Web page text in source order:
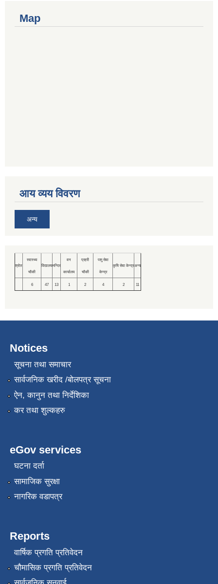
Map
आय व्यय विवरण
अन्य
श्रोत
स्वास्थ्य
चौकी
विद्यालयमन्दिर
वन
कार्यालय
प्रहरी
चौकी
पशु सेवा
केन्द्र
कृषि सेवा केन्द्रअन्य
6 47 13 1 2 4 2 11
Notices
सूचना तथा समाचार
सार्वजनिक खरीद /बोलपत्र सूचना
ऐन, कानुन तथा निर्देशिका
कर तथा शुल्कहरु
eGov services
घटना दर्ता
सामाजिक सुरक्षा
नागरिक वडापत्र
Reports
वार्षिक प्रगति प्रतिवेदन
चौमासिक प्रगति प्रतिवेदन